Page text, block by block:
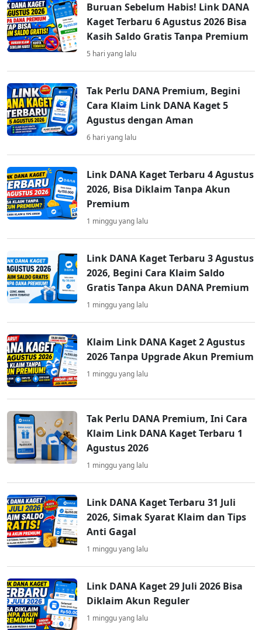
Buruan Sebelum Habis! Link DANA
Kaget Terbaru 6 Agustus 2026 Bisa
Kasih Saldo Gratis Tanpa Premium
5 hari yang lalu
Tak Perlu DANA Premium, Begini
Cara Klaim Link DANA Kaget 5
Agustus dengan Aman
6 hari yang lalu
Link DANA Kaget Terbaru 4 Agustus
2026, Bisa Diklaim Tanpa Akun
Premium
1 minggu yang lalu
Link DANA Kaget Terbaru 3 Agustus
2026, Begini Cara Klaim Saldo
Gratis Tanpa Akun DANA Premium
1 minggu yang lalu
Klaim Link DANA Kaget 2 Agustus
2026 Tanpa Upgrade Akun Premium
1 minggu yang lalu
Tak Perlu DANA Premium, Ini Cara
Klaim Link DANA Kaget Terbaru 1
Agustus 2026
1 minggu yang lalu
Link DANA Kaget Terbaru 31 Juli
2026, Simak Syarat Klaim dan Tips
Anti Gagal
1 minggu yang lalu
Link DANA Kaget 29 Juli 2026 Bisa
Diklaim Akun Reguler
1 minggu yang lalu